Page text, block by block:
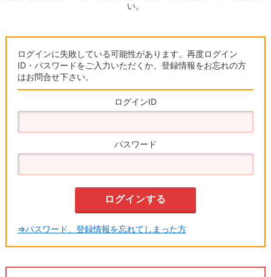
い。
ログインに失敗している可能性があります。再度ログイン
ID・パスワードをご入力いただくか、登録情報をお忘れの方
はお問合せ下さい。
ログインID
パスワード
⇒パスワード、登録情報を忘れてしまった方